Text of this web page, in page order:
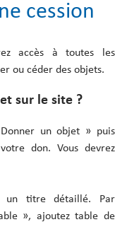
cession
accès à toutes les
ou céder des objets.
sur le site ?
un objet » puis
don. Vous devrez
un titre détaillé. Par
», ajoutez table de